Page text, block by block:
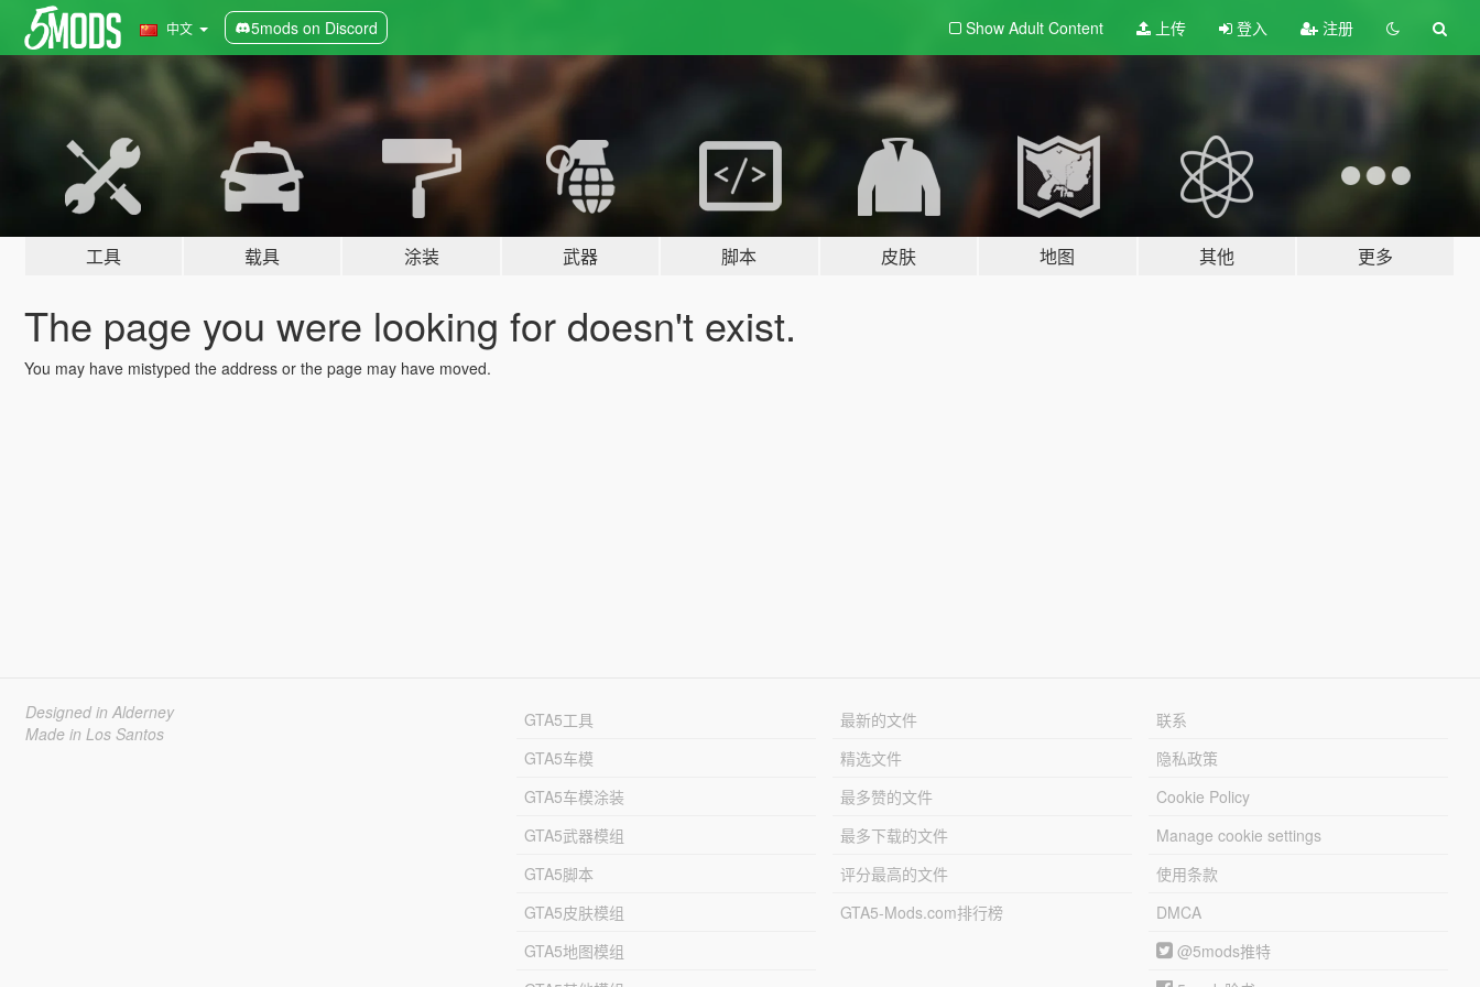
中文 5mods on Discord Show Adult Content 上传 登入 注册
工具 载具 涂装 武器 脚本 皮肤 地图 其他 更多
The page you were looking for doesn't exist.
You may have mistyped the address or the page may have moved.
Designed in Alderney
Made in Los Santos
GTA5工具
GTA5车模
GTA5车模涂装
GTA5武器模组
GTA5脚本
GTA5皮肤模组
GTA5地图模组
最新的文件
精选文件
最多赞的文件
最多下载的文件
评分最高的文件
GTA5-Mods.com排行榜
联系
隐私政策
Cookie Policy
Manage cookie settings
使用条款
DMCA
@5mods推特